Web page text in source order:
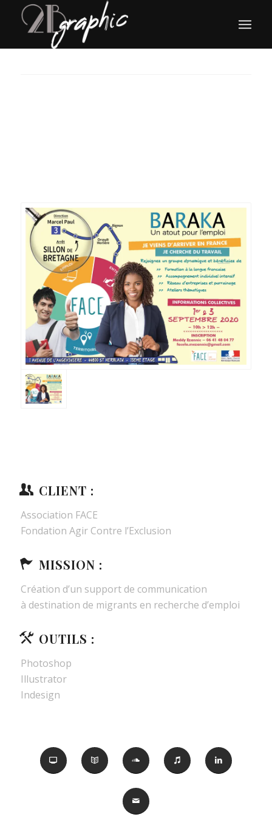
CLIENT :
Association FACE
Fondation Agir Contre l’Exclusion
MISSION :
Création d’un support de communication
à destination de migrants en recherche d’emploi
OUTILS :
Photoshop
Illustrator
Indesign